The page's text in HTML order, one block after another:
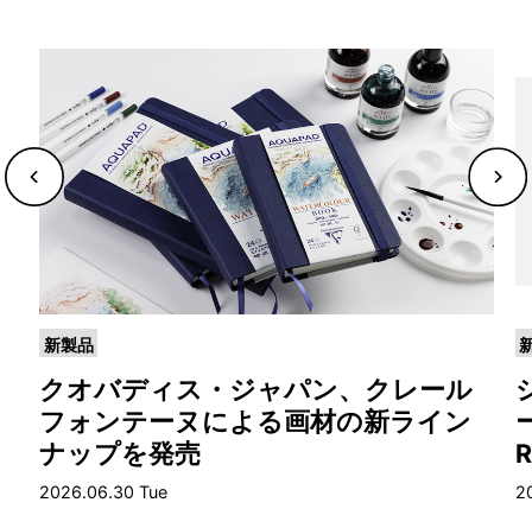
新製品
クオバディス・ジャパン、クレール
フォンテーヌによる画材の新ライン
ナップを発売
2026.06.30 Tue